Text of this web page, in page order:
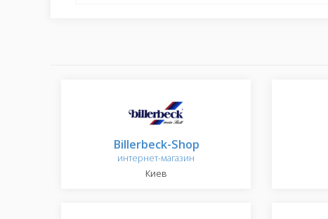
Billerbeck-Shop
интернет-магазин
Киев